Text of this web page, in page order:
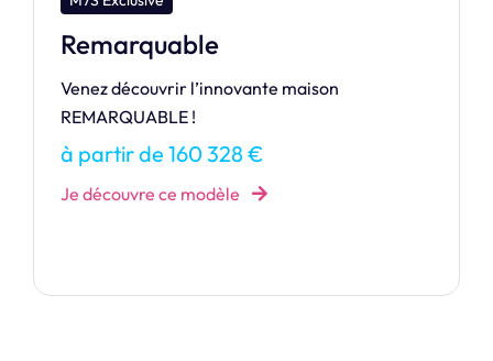
Harmonie
HARMONIE, l’équilibre parfait entre espace,
design contemporain et convivialité.
à partir de 486 641 €
Je découvre ce modèle